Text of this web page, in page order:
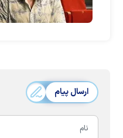
ارسال پیام